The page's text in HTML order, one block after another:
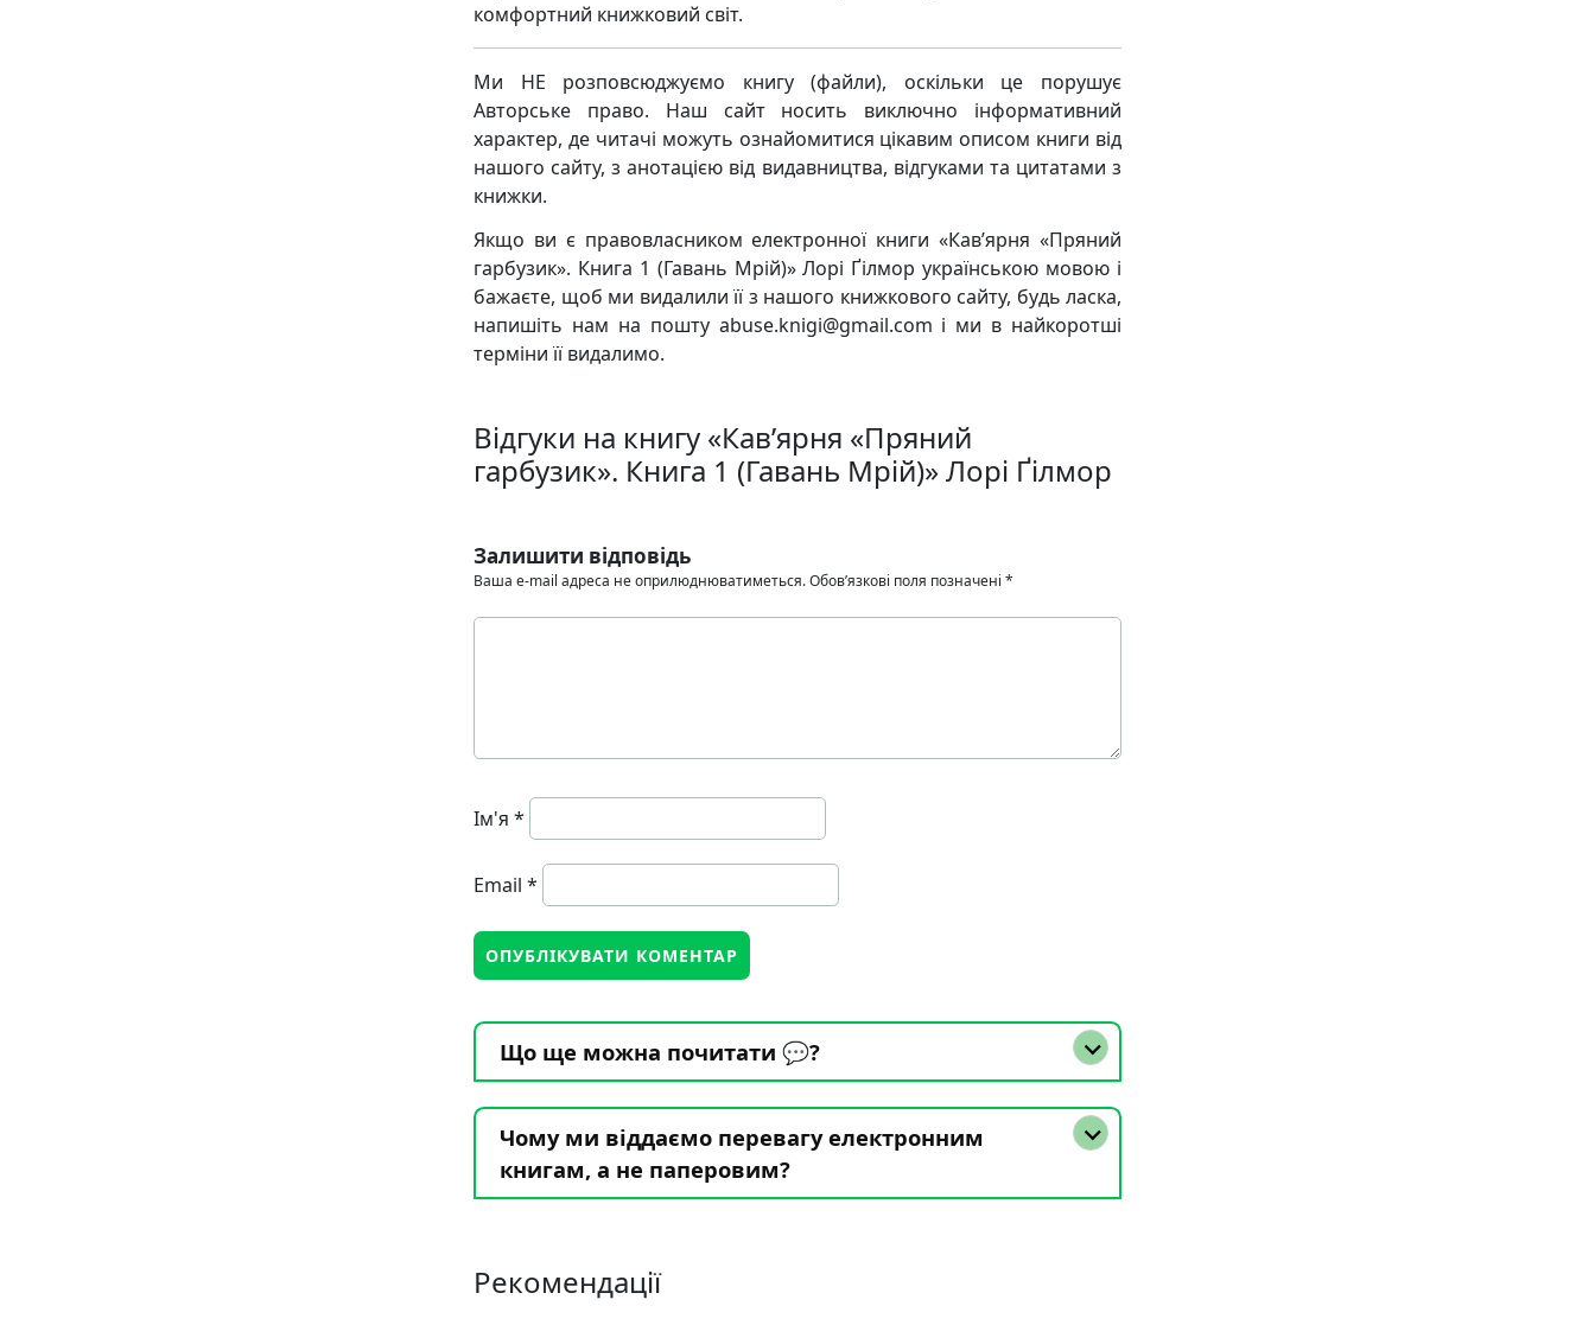
комфортний книжковий світ.
Ми НЕ розповсюджуємо книгу (файли), оскільки це порушує
Авторське право. Наш сайт носить виключно інформативний
характер, де читачі можуть ознайомитися цікавим описом книги від
нашого сайту, з анотацією від видавництва, відгуками та цитатами з
книжки.
Якщо ви є правовласником електронної книги «Кав’ярня «Пряний
гарбузик». Книга 1 (Гавань Мрій)» Лорі Ґілмор українською мовою і
бажаєте, щоб ми видалили її з нашого книжкового сайту, будь ласка,
напишіть нам на пошту abuse.knigi@gmail.com і ми в найкоротші
терміни її видалимо.
Відгуки на книгу «Кав’ярня «Пряний
гарбузик». Книга 1 (Гавань Мрій)» Лорі Ґілмор
Залишити відповідь
Ваша e-mail адреса не оприлюднюватиметься.Обов’язкові поля позначені *
Ім'я *
Email *
Що ще можна почитати 💬?
Чому ми віддаємо перевагу електронним
книгам, а не паперовим?
Рекомендації